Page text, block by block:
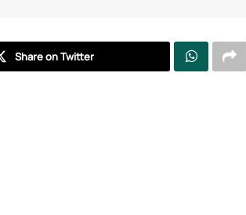
Share on Twitter